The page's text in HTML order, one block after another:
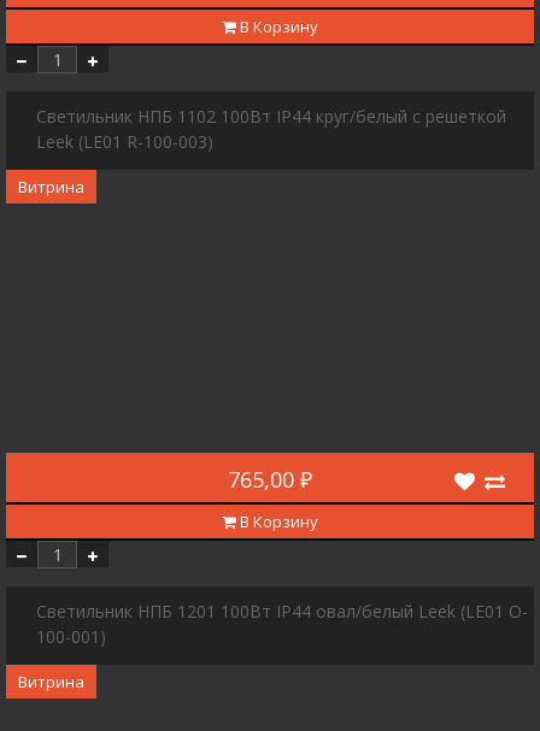
В Корзину
Светильник НПБ 1102 100Вт IP44 круг/белый с решеткой
Leek (LE01 R-100-003)
Витрина
765,00 ₽
В Корзину
Светильник НПБ 1201 100Вт IP44 овал/белый Leek (LE01 O-
100-001)
Витрина